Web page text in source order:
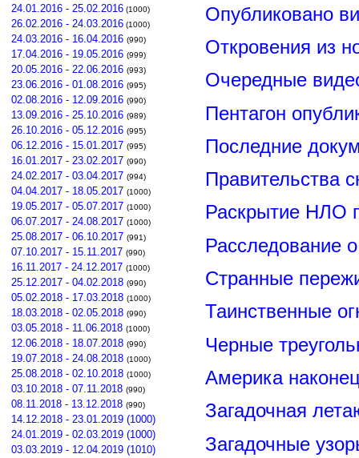
24.01.2016 - 25.02.2016 (1000)
26.02.2016 - 24.03.2016 (1000)
24.03.2016 - 16.04.2016 (990)
17.04.2016 - 19.05.2016 (999)
20.05.2016 - 22.06.2016 (993)
23.06.2016 - 01.08.2016 (995)
02.08.2016 - 12.09.2016 (990)
13.09.2016 - 25.10.2016 (989)
26.10.2016 - 05.12.2016 (995)
06.12.2016 - 15.01.2017 (995)
16.01.2017 - 23.02.2017 (990)
24.02.2017 - 03.04.2017 (994)
04.04.2017 - 18.05.2017 (1000)
19.05.2017 - 05.07.2017 (1000)
06.07.2017 - 24.08.2017 (1000)
25.08.2017 - 06.10.2017 (991)
07.10.2017 - 15.11.2017 (990)
16.11.2017 - 24.12.2017 (1000)
25.12.2017 - 04.02.2018 (990)
05.02.2018 - 17.03.2018 (1000)
18.03.2018 - 02.05.2018 (990)
03.05.2018 - 11.06.2018 (1000)
12.06.2018 - 18.07.2018 (990)
19.07.2018 - 24.08.2018 (1000)
25.08.2018 - 02.10.2018 (1000)
03.10.2018 - 07.11.2018 (990)
08.11.2018 - 13.12.2018 (990)
14.12.2018 - 23.01.2019 (1000)
24.01.2019 - 02.03.2019 (1000)
03.03.2019 - 12.04.2019 (1010)
Опубликовано
Откровения из
Очередные
Пентагон
Последние
Правительства
Раскрытие НЛО
Расследование
Странные
Таинственные
Черные
Америка
Загадочная
Загадочные